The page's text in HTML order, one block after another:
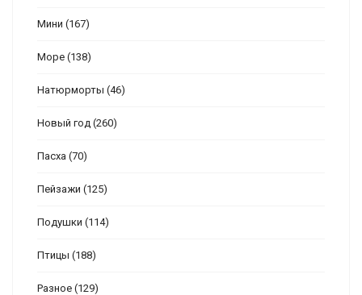
Мини (167)
Море (138)
Натюрморты (46)
Новый год (260)
Пасха (70)
Пейзажи (125)
Подушки (114)
Птицы (188)
Разное (129)